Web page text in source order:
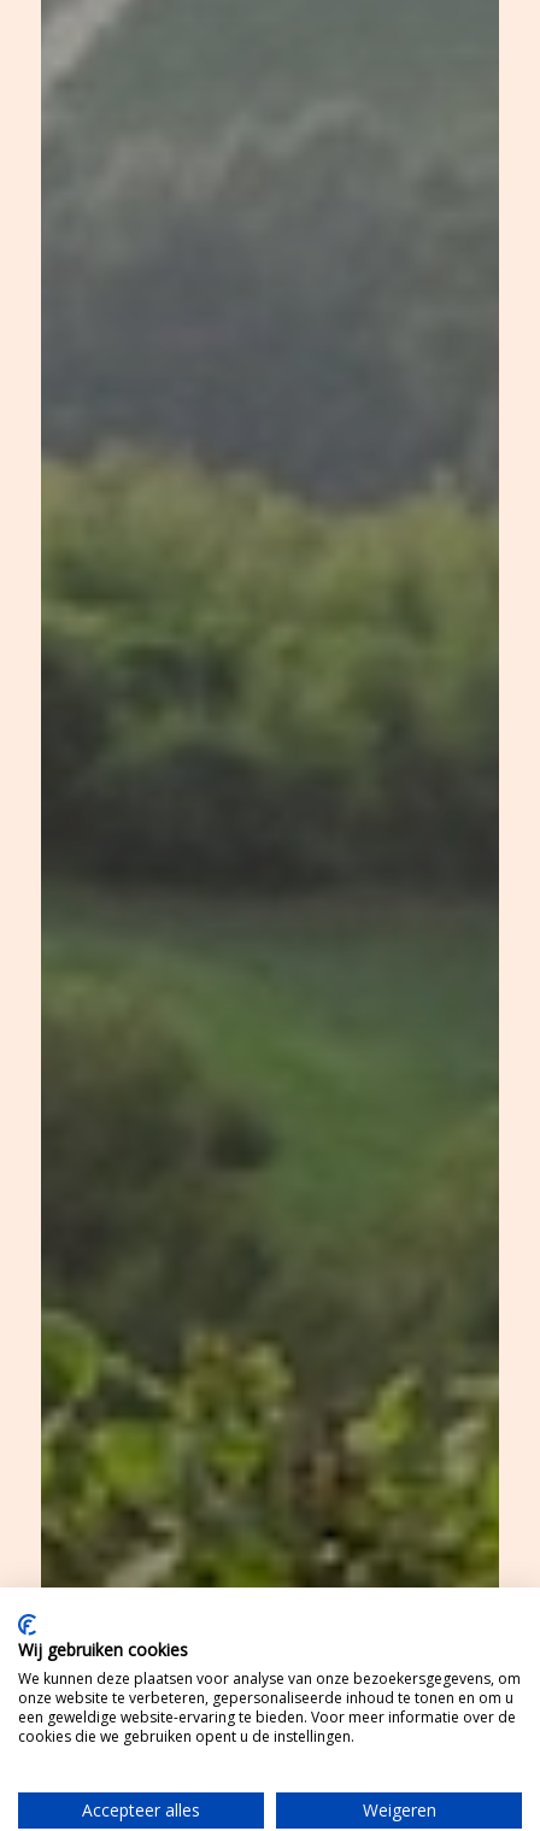
Wij gebruiken cookies
We kunnen deze plaatsen voor analyse van onze bezoekersgegevens, om
onze website te verbeteren, gepersonaliseerde inhoud te tonen en om u
een geweldige website-ervaring te bieden. Voor meer informatie over de
cookies die we gebruiken opent u de instellingen.
Accepteer alles
Weigeren